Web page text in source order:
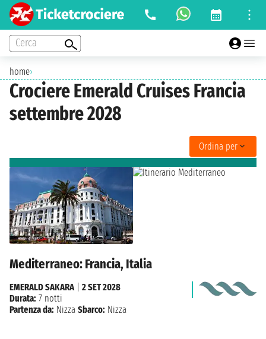
Cerca
home›
Crociere Emerald Cruises Francia
settembre 2028
Ordina per
Mediterraneo: Francia, Italia
EMERALD SAKARA
2 SET 2028
Durata: 7 notti
Partenza da: Nizza Sbarco: Nizza